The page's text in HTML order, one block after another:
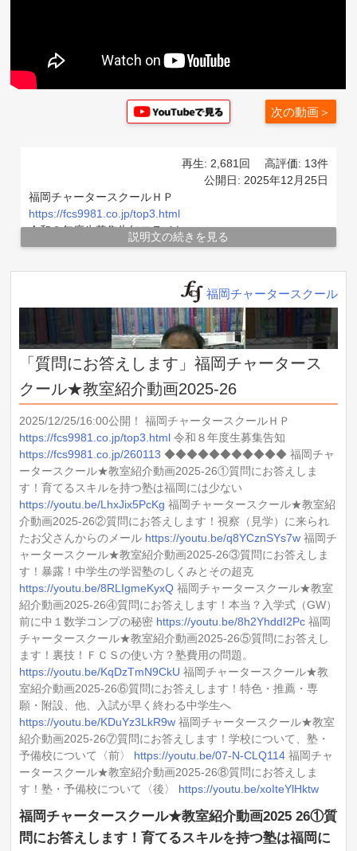
次の動画＞
高評価: 13件
再生: 2,681回
公開日: 2025年12月25日
福岡チャータースクールＨＰ
https://fcs9981.co.jp/top3.html
令和８年度生募集告知フライヤー
https://fcs9981.co.jp/260113
https://www.youtube.com/playlist?
list=PLFdOixHNnU5k1MAyWW3GcP9F1MRANSQc3
◆◆◆◆◆◆◆◆◆◆◆
福岡チャータースクール★教室紹介動画2025-26①質問にお
答えします！育てるスキルを持つ塾は福岡には少ない
https://youtu.be/LhxJix5PcKg
福岡チャータースクール★教室紹介動画2025-26②質問にお
答えします！視察（見学）に来られたお父さんからのメー
ル
https://youtu.be/q8YCznSYs7w
福岡チャータースクール★教室紹介動画2025-26③質問にお
答えします！暴露！中学生の学習塾のしくみとその超克
https://youtu.be/8RLIgmeKyxQ
福岡チャータースクール★教室紹介動画2025-26④質問にお
答えします！本当？入学式（GW）前に中１数学コンプの秘
https://youtu.be/8h2YhddI2Pc
福岡チャータースクール★教室紹介動画2025-26⑤質問にお
答えします！裏技！ＦＣＳの使い方？塾費用の問題。
https://youtu.be/KqDzTmN9CkU
福岡チャータースクール★教室紹介動画2025-26⑥質問にお
答えします！特色・推薦・専願・附設、他、入試が早く終
わる中学生へ
https://youtu.be/KDuYz3LkR9w
福岡チャータースクール★教室紹介動画2025-26⑦質問にお
答えします！学校について、塾・予備校について〈前〉
https://youtu.be/07-N-CLQ114
福岡チャータースクール★教室紹介動画2025-26⑧質問にお
答えします！塾・予備校について〈後〉
https://youtu.be/xoIteYlHktw
説明文の続きを見る
福岡チャータースクール
「質問にお答えします」福岡チャータース
クール★教室紹介動画2025-26
2025/12/25/16:00公開！ 福岡チャータースクールＨＰ
https://fcs9981.co.jp/top3.html 令和８年度生募集告知
https://fcs9981.co.jp/260113 ◆◆◆◆◆◆◆◆◆◆◆ 福岡チャ
ータースクール★教室紹介動画2025-26①質問にお答えしま
す！育てるスキルを持つ塾は福岡には少ない
https://youtu.be/LhxJix5PcKg 福岡チャータースクール★教室紹
介動画2025-26②質問にお答えします！視察（見学）に来られ
たお父さんからのメール https://youtu.be/q8YCznSYs7w 福岡チ
ャータースクール★教室紹介動画2025-26③質問にお答えしま
す！暴露！中学生の学習塾のしくみとその超克
https://youtu.be/8RLIgmeKyxQ 福岡チャータースクール★教室
紹介動画2025-26④質問にお答えします！本当？入学式（GW）
前に中１数学コンプの秘密 https://youtu.be/8h2YhddI2Pc 福岡
チャータースクール★教室紹介動画2025-26⑤質問にお答えし
ます！裏技！ＦＣＳの使い方？塾費用の問題。
https://youtu.be/KqDzTmN9CkU 福岡チャータースクール★教
室紹介動画2025-26⑥質問にお答えします！特色・推薦・専
願・附設、他、入試が早く終わる中学生へ
https://youtu.be/KDuYz3LkR9w 福岡チャータースクール★教室
紹介動画2025-26⑦質問にお答えします！学校について、塾・
予備校について〈前〉
https://youtu.be/07-N-CLQ114 福岡チャ
ータースクール★教室紹介動画2025-26⑧質問にお答えしま
す！塾・予備校について〈後〉
https://youtu.be/xoIteYlHktw
福岡チャータースクール★教室紹介動画2025 26①質
問にお答えします！育てるスキルを持つ塾は福岡に